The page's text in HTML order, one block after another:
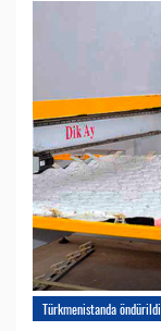
Türkmenistanda öndürildi